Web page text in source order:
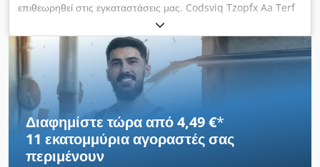
επιθεωρηθεί στις εγκαταστάσεις μας. Codsviq Tzopfx Aa Terf
Διαφημίστε τώρα από 4,49 €*
11 εκατομμύρια αγοραστέςσας
περιμένουν